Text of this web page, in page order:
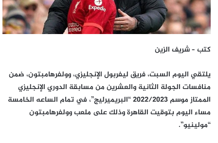
كتب – شريف الزين
يلتقي اليوم السبت، فريق ليفربول الإنجليزي، وولفرهامبتون، ضمن
منافسات الجولة الثانية والعشرين من مسابقة الدوري الإنجليزي
الممتاز موسم 2022/2023 “البريميرليج”، في تمام الساعه الخامسة
مساء اليوم بتوقيت القاهرة وذلك على ملعب وولفرهامبتون
“مولينيو”.